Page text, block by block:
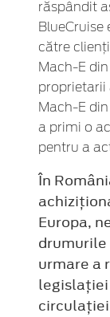
răspândit
BlueCruise
către
Mach-E
proprietarii
Mach-E
a primi o
pentru a
În
Europa,
drumurile
urmare a
legislației